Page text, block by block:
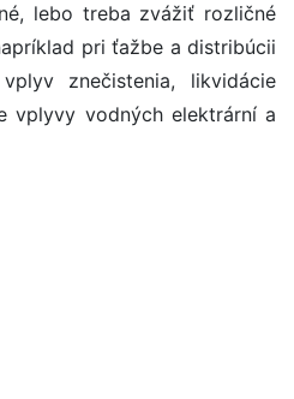
lebo treba zvážiť rozličné
pri ťažbe a distribúcii
znečistenia, likvidácie
vplyvy vodných elektrární a